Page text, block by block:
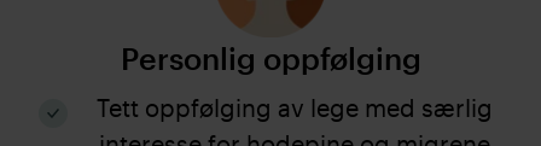
Personlig oppfølging
Tett oppfølging av lege med særlig